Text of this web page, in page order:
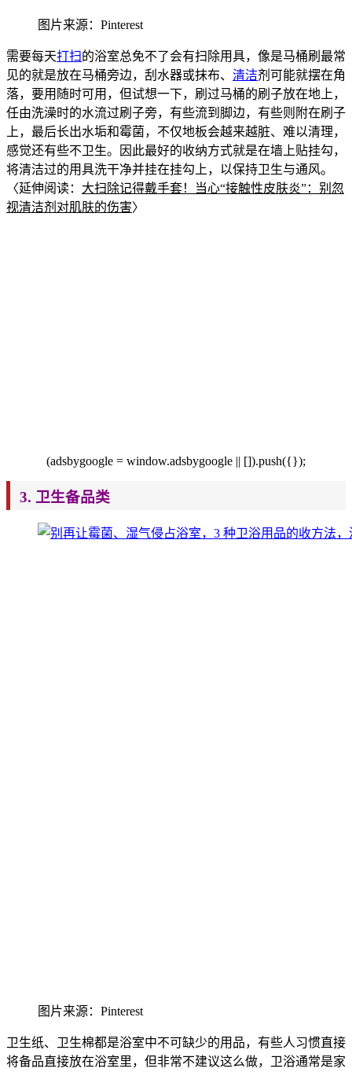
图片来源：Pinterest
需要每天打扫的浴室总免不了会有扫除用具，像是马桶刷最常
见的就是放在马桶旁边，刮水器或抹布、 清洁剂可能就摆在角
落，要用随时可用，但试想一下，刷过马桶的刷子放在地上，
任由洗澡时的水流过刷子旁，有些流到脚边，有些则附在刷子
上，最后长出水垢和霉菌，不仅地板会越来越脏、难以清理，
感觉还有些不卫生。因此最好的收纳方式就是在墙上贴挂勾，
将清洁过的用具洗干净并挂在挂勾上，以保持卫生与通风。
〈延伸阅读： 大扫除记得戴手套！当心“接触性皮肤炎”：别忽
视清洁剂对肌肤的伤害〉
(adsbygoogle = window.adsbygoogle || []).push({});
3. 卫生备品类
图片来源：Pinterest
卫生纸、卫生棉都是浴室中不可缺少的用品，有些人习惯直接
将备品直接放在浴室里，但非常不建议这么做，卫浴通常是家